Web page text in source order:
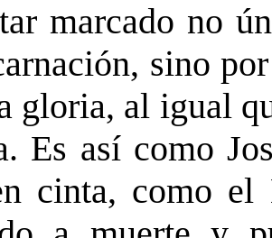
marcado no
sino
gloria, al igual
Es así como
cinta, como